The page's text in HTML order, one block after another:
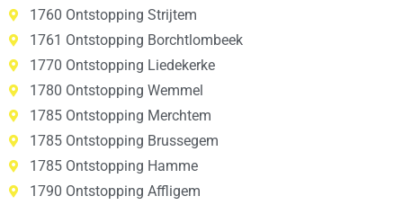
1760 Ontstopping Strijtem
1761 Ontstopping Borchtlombeek
1770 Ontstopping Liedekerke
1780 Ontstopping Wemmel
1785 Ontstopping Merchtem
1785 Ontstopping Brussegem
1785 Ontstopping Hamme
1790 Ontstopping Affligem